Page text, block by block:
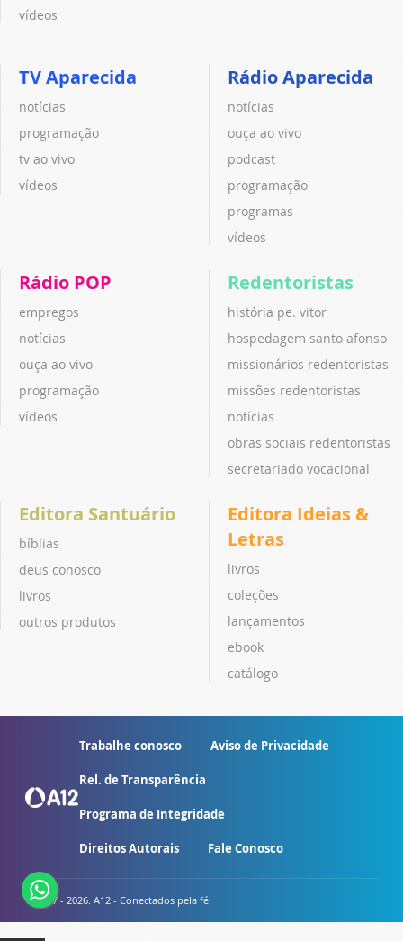
vídeos
TV Aparecida
notícias
programação
tv ao vivo
vídeos
Rádio Aparecida
notícias
ouça ao vivo
podcast
programação
programas
vídeos
Rádio POP
empregos
notícias
ouça ao vivo
programação
vídeos
Redentoristas
história pe. vitor
hospedagem santo afonso
missionários redentoristas
missões redentoristas
notícias
obras sociais redentoristas
secretariado vocacional
Editora Santuário
bíblias
deus conosco
livros
outros produtos
Editora Ideias &
Letras
livros
coleções
lançamentos
ebook
catálogo
Trabalhe conosco Aviso de Privacidade
Rel. de Transparência
Programa de Integridade
Direitos Autorais Fale Conosco
© 2007 - 2026. A12 - Conectados pela fé.